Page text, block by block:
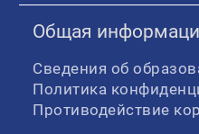
Общая
Сведения об
Политика
Противодействие